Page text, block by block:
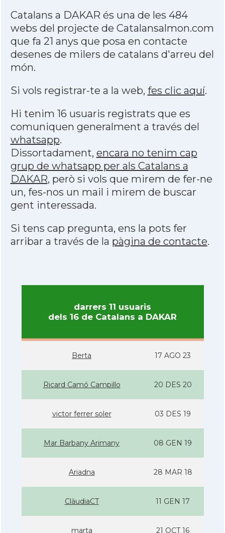
Catalans a DAKAR és una de les 484
webs del projecte de Catalansalmon.com
que fa 21 anys que posa en contacte
desenes de milers de catalans d'arreu del
món.
Si vols registrar-te a la web, fes clic aquí.
Hi tenim 16 usuaris registrats que es
comuniquen generalment a través del
whatsapp.
Dissortadament, encara no tenim cap
grup de whatsapp per als Catalans a
DAKAR, però si vols que mirem de fer-ne
un, fes-nos un mail i mirem de buscar
gent interessada.
Si tens cap pregunta, ens la pots fer
arribar a través de la pàgina de contacte.
darrers 11 usuaris
dels 16 de Catalans a DAKAR
Berta 17 AGO 23
Ricard Camó Campillo 20 DES 20
victor ferrer soler 03 DES 19
Mar Barbany Arimany 08 GEN 19
Ariadna 28 MAR 18
ClàudiaCT 11 GEN 17
marta 21 OCT 16